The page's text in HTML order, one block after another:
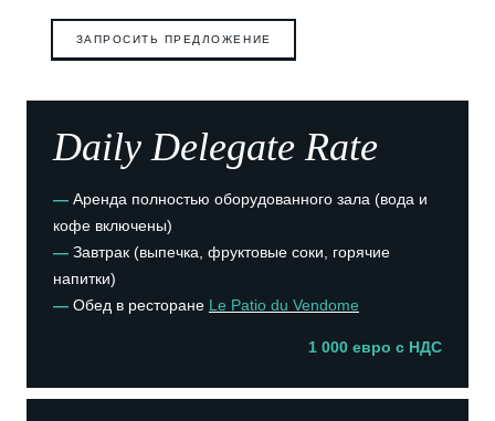
ЗАПРОСИТЬ ПРЕДЛОЖЕНИЕ
Daily Delegate Rate
— Аренда полностью оборудованного зала (вода и
кофе включены)
— Завтрак (выпечка, фруктовые соки, горячие
напитки)
— Обед в ресторане Le Patio du Vendome
1 000 евро с НДС
Français
Отель
СЬЮТЫ
Ресторан и бар
Завтрак
Группы и приватизация
Семья
консьерж-служба
Номера